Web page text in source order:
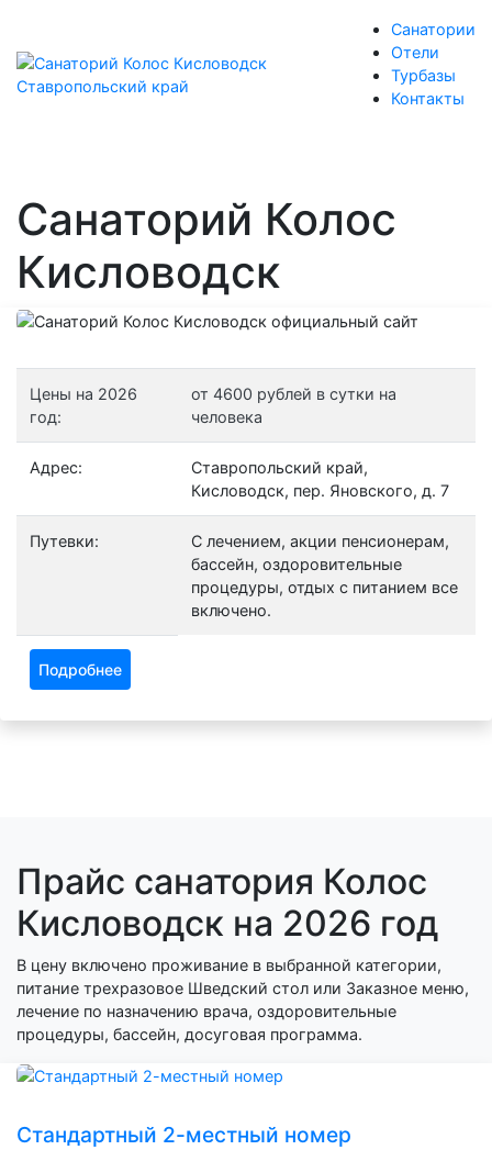
Санатории
Отели
Турбазы
Контакты
Санаторий Колос
Кисловодск
Цены на 2026
год:
от 4600 рублей в сутки на
человека
Адрес:
Ставропольский край,
Кисловодск, пер. Яновского, д. 7
Путевки:
С лечением, акции пенсионерам,
бассейн, оздоровительные
процедуры, отдых с питанием все
включено.
Подробнее
Прайс санатория Колос
Кисловодск на 2026 год
В цену включено проживание в выбранной категории,
питание трехразовое Шведский стол или Заказное меню,
лечение по назначению врача, оздоровительные
процедуры, бассейн, досуговая программа.
Стандартный 2-местный номер